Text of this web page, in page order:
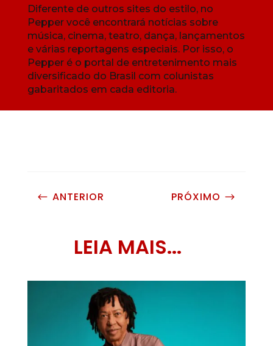
Diferente de outros sites do estilo, no
Pepper você encontrará notícias sobre
música, cinema, teatro, dança, lançamentos
e várias reportagens especiais. Por isso, o
Pepper é o portal de entretenimento mais
diversificado do Brasil com colunistas
gabaritados em cada editoria.
# ANTERIOR PRÓXIMO $
LEIA MAIS...